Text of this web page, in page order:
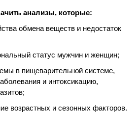
анализы, которые:
обмена веществ и недостаток
статус мужчин и женщин;
в пищеварительной системе,
и интоксикацию,
возрастных и сезонных факторов.